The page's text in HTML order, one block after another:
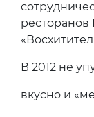
ресторанов
В 2012 не
вкусно и